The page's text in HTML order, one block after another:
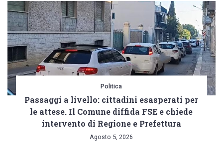
Politica
Passaggi a livello: cittadini esasperati per
le attese. Il Comune diffida FSE e chiede
intervento di Regione e Prefettura
Agosto 5, 2026